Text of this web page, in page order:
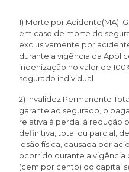
1) Morte por Acidente(MA):
em caso de morte do
exclusivamente por
durante a vigência da
indenização no valor de
segurado individual.
2) Invalidez Permanente
garante ao segurado, o
relativa à perda, à redução
definitiva, total ou parcial,
lesão física, causada por
ocorrido durante a vigência
(cem por cento) do capital